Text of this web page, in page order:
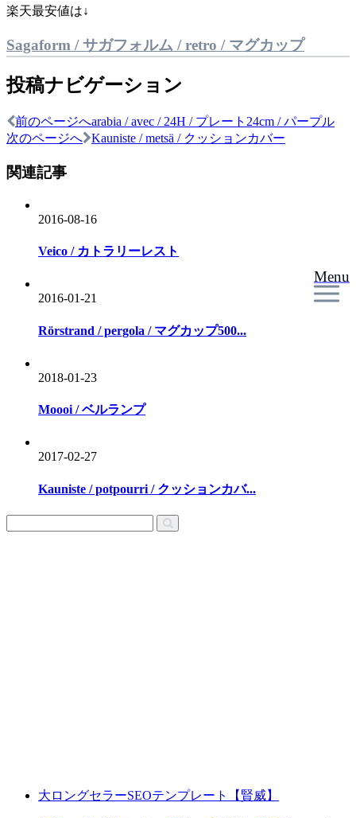
Menu
楽天最安値は↓
Sagaform / サガフォルム / retro / マグカップ
投稿ナビゲーション
前のページへarabia / avec / 24H / プレート24cm / パープル
次のページへ
Kauniste / metsä / クッションカバー
関連記事
2016-08-16
Veico / カトラリーレスト
2016-01-21
Rörstrand / pergola / マグカップ500...
2018-01-23
Moooi / ベルランプ
2017-02-27
Kauniste / potpourri / クッションカバ...
大ロングセラーSEOテンプレート【賢威】